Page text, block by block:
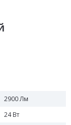
2900 Лм
24 Вт